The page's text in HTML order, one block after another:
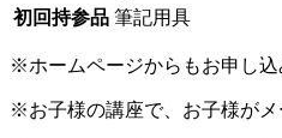
初回持参品 筆記用具
※ホームページからもお申し
※お子様の講座で、お子様がメ